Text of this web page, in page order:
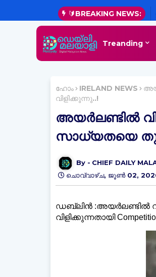
🔰BREAKING NEWS:
Treanding
ഹോം IRELAND NEWS
വിളിക്കുന്നു..!
അയർലണ്ടിൽ
സാധ്യതയെ
CHIEF DAILY
ചൊവ്വാഴ്ച, ജൂൺ 02,
ഡബ്ലിൻ :അയർലണ്ടിൽ
വിളിക്കുന്നതായി